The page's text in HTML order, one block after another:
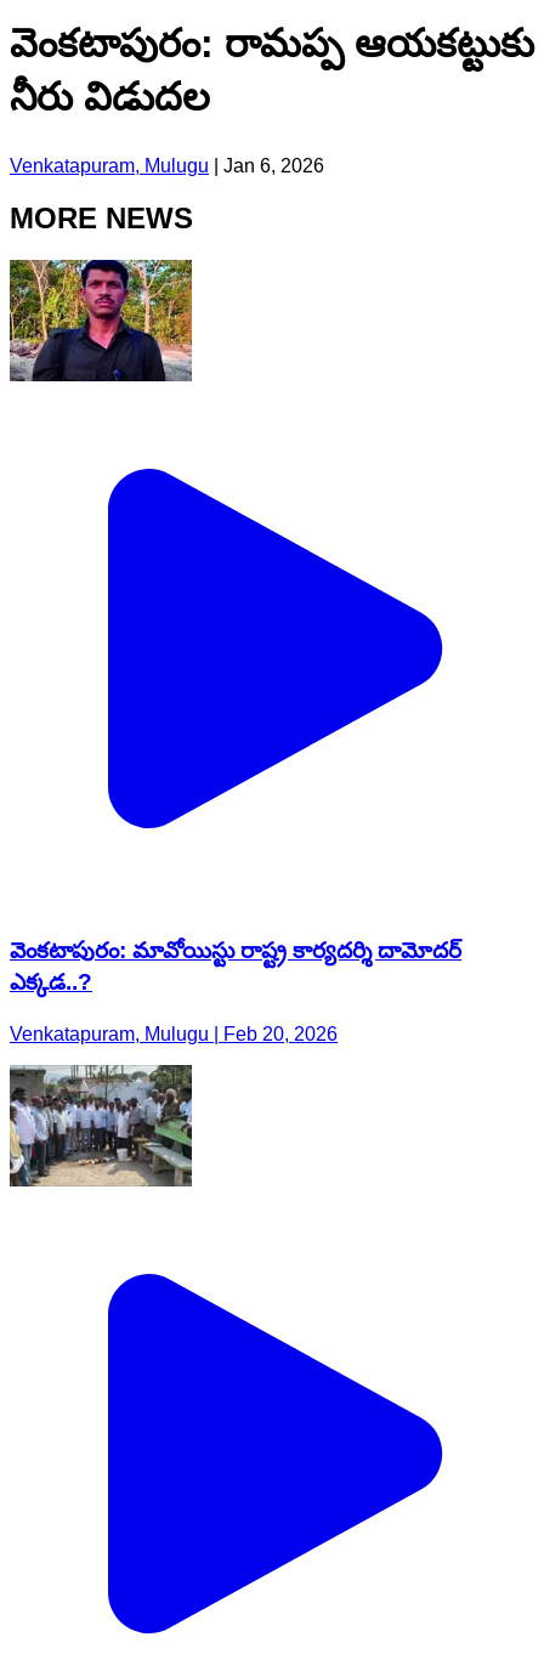
వెంకటాపురం: రామప్ప ఆయకట్టుకు
నీరు విడుదల
Venkatapuram, Mulugu Jan 6, 2026
MORE NEWS
వెంకటాపురం: మావోయిస్టు రాష్ట్ర కార్యదర్శి దామోదర్
ఎక్కడ..?
Venkatapuram, Mulugu | Feb 20, 2026